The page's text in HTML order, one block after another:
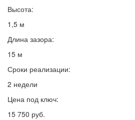
Высота:
1,5 м
Длина зазора:
15 м
Сроки реализации:
2 недели
Цена под ключ:
15 750 руб.